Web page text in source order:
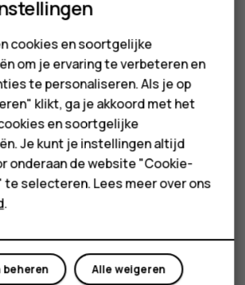
M
mm
Breedte:
cookies en soortgelijke
om je ervaring te verbeteren en
te personaliseren. Als je op
klikt, ga je akkoord met het
en soortgelijke
Je kunt je instellingen altijd
onderaan de website "Cookie-
selecteren. Lees meer over ons
.
Alle weigeren
beheren